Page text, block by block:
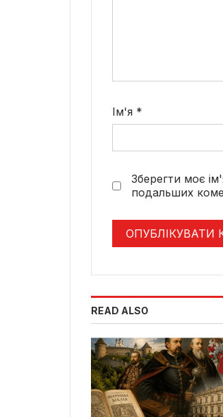
Ім'я *
Зберегти моє
подальших
READ ALSO